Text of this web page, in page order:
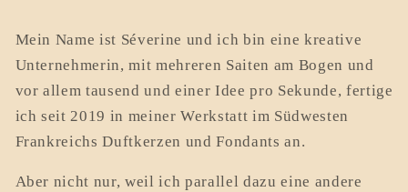
Mein Name ist Séverine und ich bin eine kreative
Unternehmerin, mit mehreren Saiten am Bogen und
vor allem tausend und einer Idee pro Sekunde, fertige
ich seit 2019 in meiner Werkstatt im Südwesten
Frankreichs Duftkerzen und Fondants an.
Aber nicht nur, weil ich parallel dazu eine andere